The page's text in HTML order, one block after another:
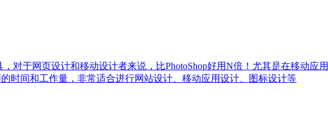
对于网页设计和移动设计者来说，比PhotoShop好用N倍！尤其是在移动应
时间和工作量，非常适合进行网站设计、移动应用设计、图标设计等